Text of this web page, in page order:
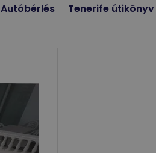
Autóbérlés Tenerife útikönyv